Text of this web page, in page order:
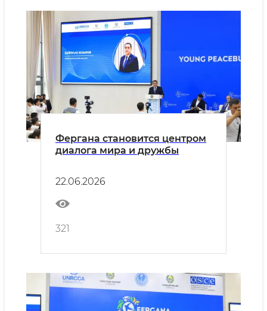
Фергана становится центром
диалога мира и дружбы
22.06.2026
321